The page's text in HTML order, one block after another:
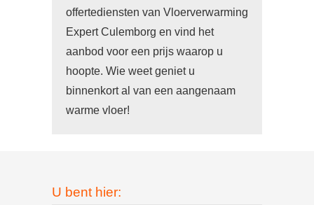
offertediensten van Vloerverwarming
Expert Culemborg en vind het
aanbod voor een prijs waarop u
hoopte. Wie weet geniet u
binnenkort al van een aangenaam
warme vloer!
U bent hier: